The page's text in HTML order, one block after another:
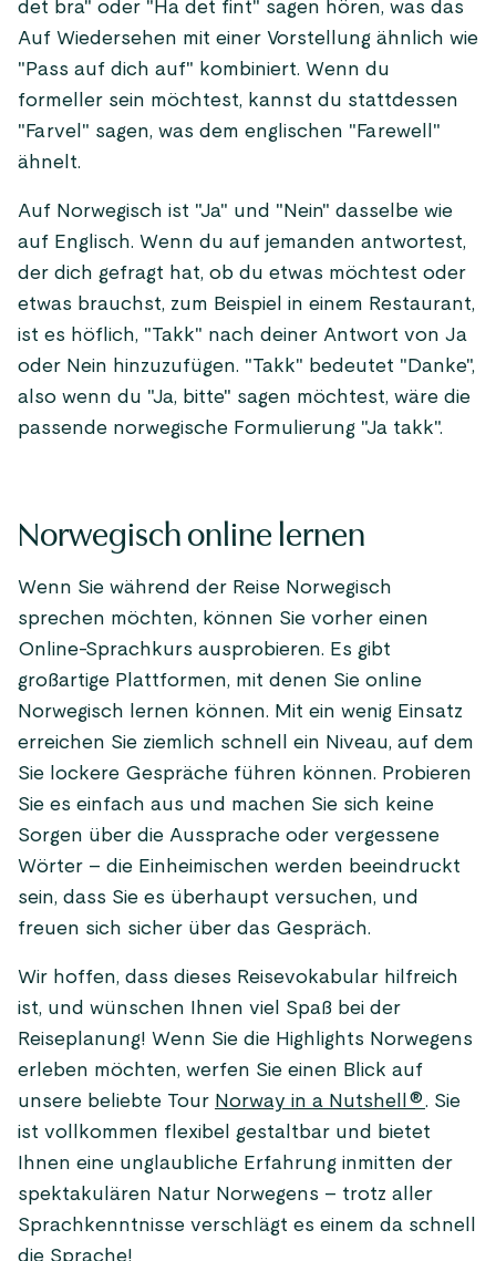
det bra" oder "Ha det fint" sagen hören, was das
Auf Wiedersehen mit einer Vorstellung ähnlich wie
"Pass auf dich auf" kombiniert. Wenn du
formeller sein möchtest, kannst du stattdessen
"Farvel" sagen, was dem englischen "Farewell"
ähnelt.
Auf Norwegisch ist "Ja" und "Nein" dasselbe wie
auf Englisch. Wenn du auf jemanden antwortest,
der dich gefragt hat, ob du etwas möchtest oder
etwas brauchst, zum Beispiel in einem Restaurant,
ist es höflich, "Takk" nach deiner Antwort von Ja
oder Nein hinzuzufügen. "Takk" bedeutet "Danke",
also wenn du "Ja, bitte" sagen möchtest, wäre die
passende norwegische Formulierung "Ja takk".
Norwegisch online lernen
Wenn Sie während der Reise Norwegisch
sprechen möchten, können Sie vorher einen
Online-Sprachkurs ausprobieren. Es gibt
großartige Plattformen, mit denen Sie online
Norwegisch lernen können. Mit ein wenig Einsatz
erreichen Sie ziemlich schnell ein Niveau, auf dem
Sie lockere Gespräche führen können. Probieren
Sie es einfach aus und machen Sie sich keine
Sorgen über die Aussprache oder vergessene
Wörter – die Einheimischen werden beeindruckt
sein, dass Sie es überhaupt versuchen, und
freuen sich sicher über das Gespräch.
Wir hoffen, dass dieses Reisevokabular hilfreich
ist, und wünschen Ihnen viel Spaß bei der
Reiseplanung! Wenn Sie die Highlights Norwegens
erleben möchten, werfen Sie einen Blick auf
unsere beliebte Tour Norway in a Nutshell®. Sie
ist vollkommen flexibel gestaltbar und bietet
Ihnen eine unglaubliche Erfahrung inmitten der
spektakulären Natur Norwegens – trotz aller
Sprachkenntnisse verschlägt es einem da schnell
die Sprache!